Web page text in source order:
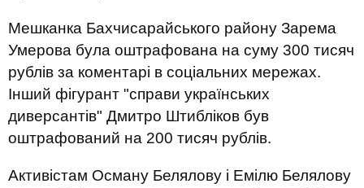
Мешканка Бахчисарайського району Зарема
Умерова була оштрафована на суму 300 тисяч
рублів за коментарі в соціальних мережах.
Інший фігурант "справи українських
диверсантів" Дмитро Штибліков був
оштрафований на 200 тисяч рублів.
Активістам Осману Белялову і Емілю Белялову